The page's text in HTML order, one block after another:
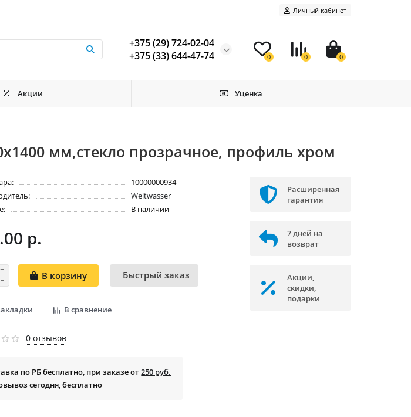
Личный кабинет
+375 (29) 724-02-04
+375 (33) 644-47-74
0 0 0
Акции Уценка
мм,стекло прозрачное, профиль хром
10000000934
Weltwasser
В наличии
р.
В корзину Быстрый заказ
В сравнение
0 отзывов
по РБ бесплатно, при заказе от250 руб.
сегодня, бесплатно
Расширенная
гарантия
7 дней на
возврат
Акции,
скидки,
подарки